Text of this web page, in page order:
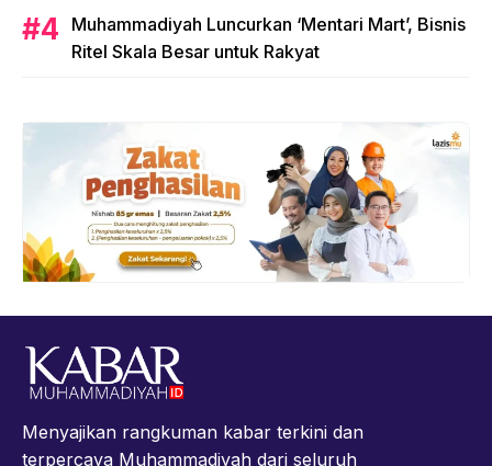
Muhammadiyah Luncurkan ‘Mentari Mart’, Bisnis
Ritel Skala Besar untuk Rakyat
Menyajikan rangkuman kabar terkini dan
terpercaya Muhammadiyah dari seluruh